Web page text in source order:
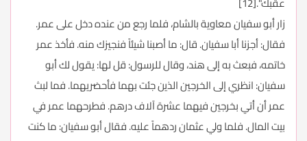
زار أبو سفيان معاوية بالشام، فلما رجع من عنده دخل على عمر.
فقال: أجزنا أبا سفيان. قال: ما أصبنا شيئاً فنجيزك منه. فأخذ عمر
خاتمه، فبعث به إلى هند، وقال للرسول: قل لها: يقول لك أبو
سفيان: انظري إلى الخرجين الذين جئت بهما فأحضريهما. فما لبث
عمر أن أتي بخرجين فيهما عشرة آلاف درهم. فطرحهما عمر في
بيت المال. فلما ولي عثمان ردهماً عليه. فقال أبو سفيان: ما كنت